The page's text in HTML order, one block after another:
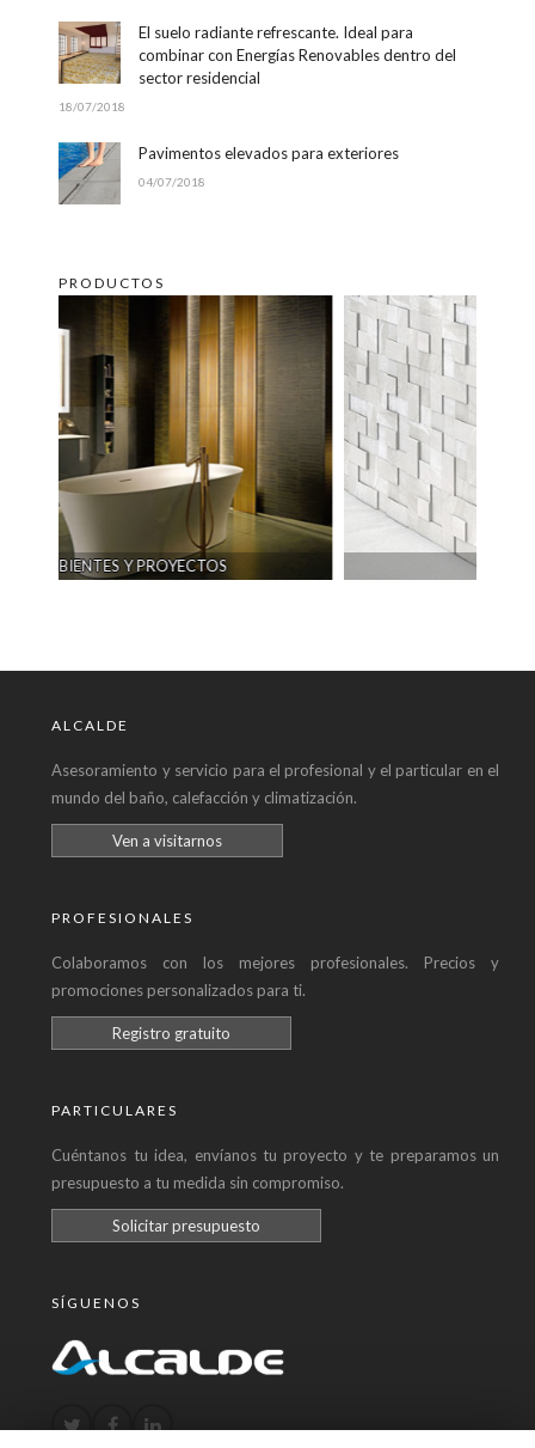
El suelo radiante refrescante. Ideal para
combinar con Energías Renovables dentro del
sector residencial
18/07/2018
Pavimentos elevados para exteriores
04/07/2018
PRODUCTOS
ALCALDE
Asesoramiento y servicio para el profesional y el particular en el
mundo del baño, calefacción y climatización.
Ven a visitarnos
PROFESIONALES
Colaboramos con los mejores profesionales. Precios y
promociones personalizados para ti.
Registro gratuito
PARTICULARES
Cuéntanos tu idea, envíanos tu proyecto y te preparamos un
presupuesto a tu medida sin compromiso.
Solicitar presupuesto
SÍGUENOS